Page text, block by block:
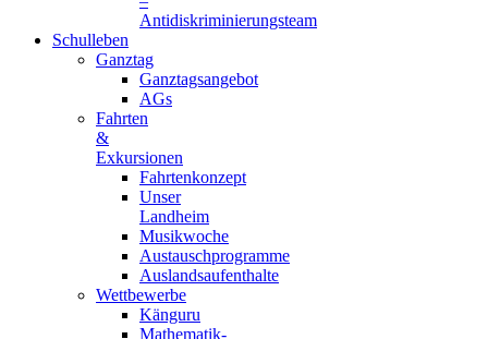
Antidiskriminierungsteam
Schulleben
Ganztag
Ganztagsangebot
AGs
Fahrten
&
Exkursionen
Fahrtenkonzept
Unser
Landheim
Musikwoche
Austauschprogramme
Auslandsaufenthalte
Wettbewerbe
Känguru
Mathematik-